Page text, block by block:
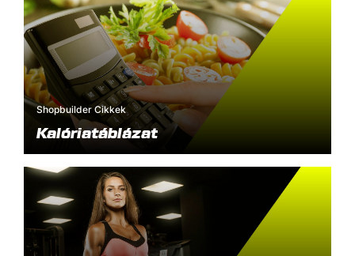
Shopbuilder Cikkek
Kalóriatáblázat